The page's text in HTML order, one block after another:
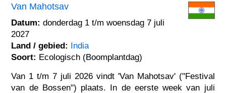
Van Mahotsav
Datum: donderdag 1 t/m woensdag 7 juli
2027
Land / gebied: India
Soort: Ecologisch (Boomplantdag)
Van 1 t/m 7 juli 2026 vindt 'Van Mahotsav' ("Festival
van de Bossen") plaats. In de eerste week van juli